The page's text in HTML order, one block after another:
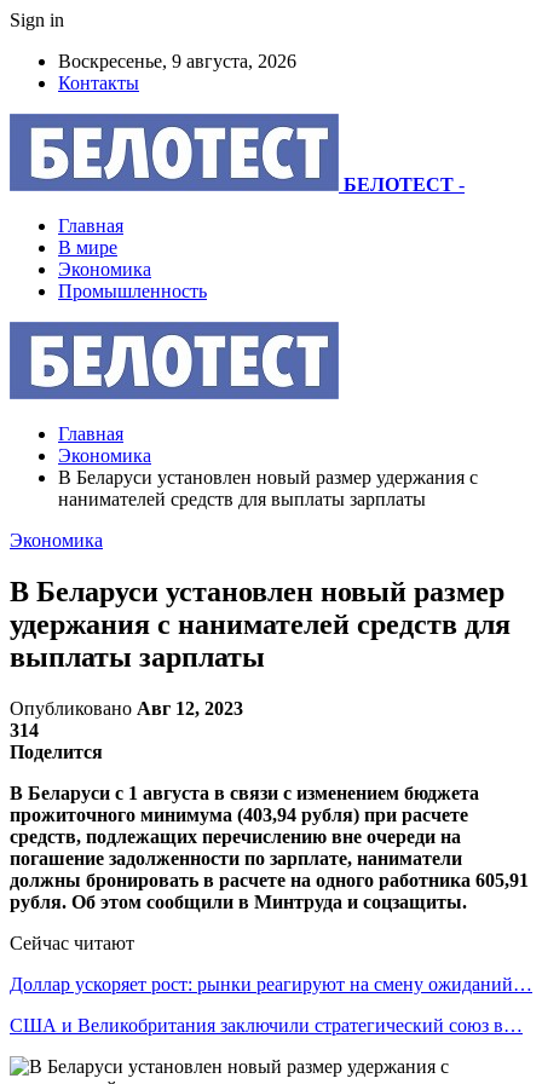
Sign in
Воскресенье, 9 августа, 2026
Контакты
БЕЛОТЕСТ -
Главная
В мире
Экономика
Промышленность
Главная
Экономика
В Беларуси установлен новый размер удержания с
нанимателей средств для выплаты зарплаты
Экономика
В Беларуси установлен новый размер
удержания с нанимателей средств для
выплаты зарплаты
Опубликовано Авг 12, 2023
314
Поделится
В Беларуси с 1 августа в связи с изменением бюджета
прожиточного минимума (403,94 рубля) при расчете
средств, подлежащих перечислению вне очереди на
погашение задолженности по зарплате, наниматели
должны бронировать в расчете на одного работника 605,91
рубля. Об этом сообщили в Минтруда и соцзащиты.
Сейчас читают
Доллар ускоряет рост: рынки реагируют на смену ожиданий…
США и Великобритания заключили стратегический союз в…